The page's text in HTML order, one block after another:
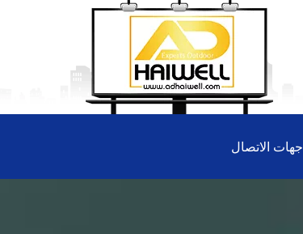
جهات الاتصال